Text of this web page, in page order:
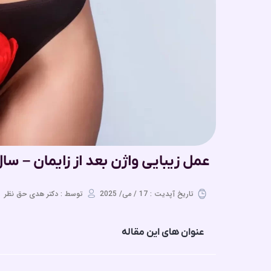
عمل زیبایی واژن بعد از زایمان – سال
تاریخ آپدیت : 17 / می/ 2025 توسط : دکتر هدی حق نظر
عنوان های این مقاله